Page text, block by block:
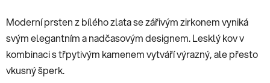
Moderní prsten z bílého zlata se zářivým zirkonem vyniká
svým elegantním a nadčasovým designem. Lesklý kov v
kombinaci s třpytivým kamenem vytváří výrazný, ale přesto
vkusný šperk.